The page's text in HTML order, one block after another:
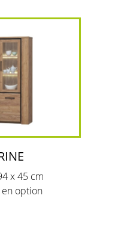
x 45 cm
en option